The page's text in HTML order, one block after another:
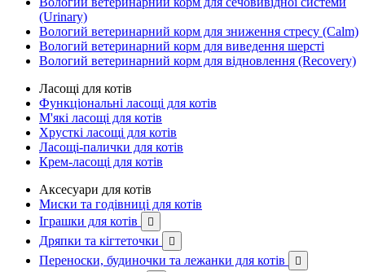
(Urinary)
Вологий ветеринарний корм для зниження стресу (Calm)
Вологий ветеринарний корм для виведення шерсті
Вологий ветеринарний корм для відновлення (Recovery)
Ласощі для котів
Функціональні ласощі для котів
М'які ласощі для котів
Хрусткі ласощі для котів
Ласощі-палички для котів
Крем-ласощі для котів
Аксесуари для котів
Миски та годівниці для котів
Іграшки для котів

Дряпки та кігтеточки 
Переноски, будиночки та лежанки для котів 